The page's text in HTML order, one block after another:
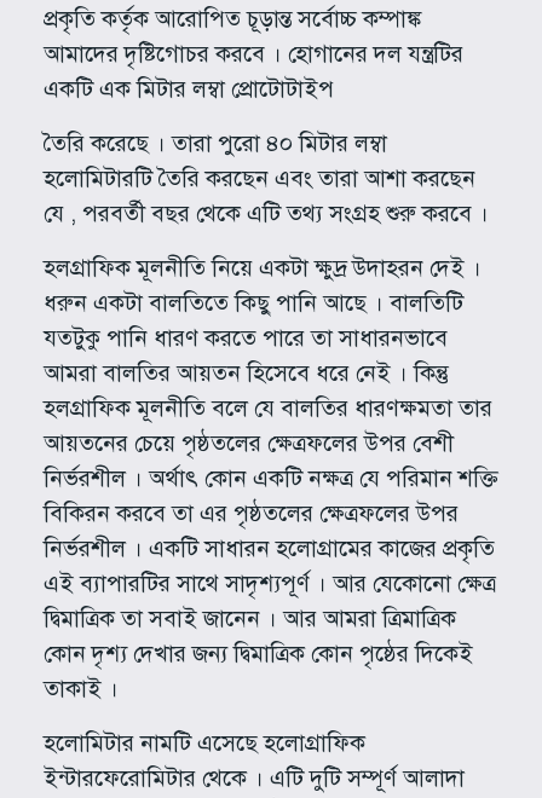
প্রকৃতি কর্তৃক আরোপিত চূড়ান্ত সর্বোচ্চ কম্পাঙ্ক
আমাদের দৃষ্টিগোচর করবে । হোগানের দল যন্ত্রটির
একটি এক মিটার লম্বা প্রোটোটাইপ
তৈরি করেছে । তারা পুরো ৪০ মিটার লম্বা
হলোমিটারটি তৈরি করছেন এবং তারা আশা করছেন
যে , পরবর্তী বছর থেকে এটি তথ্য সংগ্রহ শুরু করবে ।
হলগ্রাফিক মূলনীতি নিয়ে একটা ক্ষুদ্র উদাহরন দেই ।
ধরুন একটা বালতিতে কিছু পানি আছে । বালতিটি
যতটুকু পানি ধারণ করতে পারে তা সাধারনভাবে
আমরা বালতির আয়তন হিসেবে ধরে নেই । কিন্তু
হলগ্রাফিক মূলনীতি বলে যে বালতির ধারণক্ষমতা তার
আয়তনের চেয়ে পৃষ্ঠতলের ক্ষেত্রফলের উপর বেশী
নির্ভরশীল । অর্থাৎ কোন একটি নক্ষত্র যে পরিমান শক্তি
বিকিরন করবে তা এর পৃষ্ঠতলের ক্ষেত্রফলের উপর
নির্ভরশীল । একটি সাধারন হলোগ্রামের কাজের প্রকৃতি
এই ব্যাপারটির সাথে সাদৃশ্যপূর্ণ । আর যেকোনো ক্ষেত্র
দ্বিমাত্রিক তা সবাই জানেন । আর আমরা ত্রিমাত্রিক
কোন দৃশ্য দেখার জন্য দ্বিমাত্রিক কোন পৃষ্ঠের দিকেই
তাকাই ।
হলোমিটার নামটি এসেছে হলোগ্রাফিক
ইন্টারফেরোমিটার থেকে । এটি দুটি সম্পূর্ণ আলাদা